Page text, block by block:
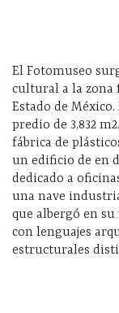
El Fotomuseo
cultural a la zona
Estado de
predio de 3,832
fábrica de
un edificio de en
dedicado a
una nave
que albergó en
con lenguajes
estructurales